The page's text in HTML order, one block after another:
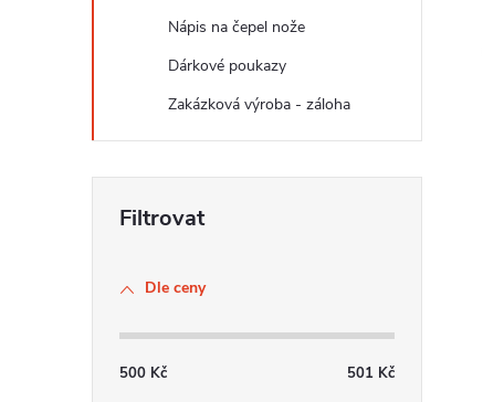
í
Nápis na čepel nože
Dárkové poukazy
Zakázková výroba - záloha
Dle ceny
500 Kč 501 Kč